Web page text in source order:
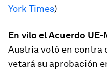
York Times)
En vilo el Acuerdo UE-
Austria votó en contra
vetará su aprobación